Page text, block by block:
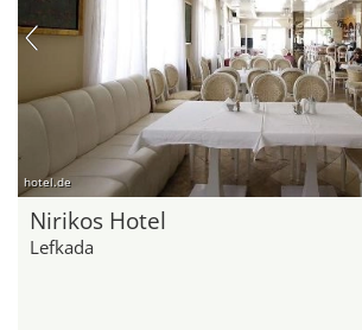
hotel.de
Nirikos Hotel
Lefkada